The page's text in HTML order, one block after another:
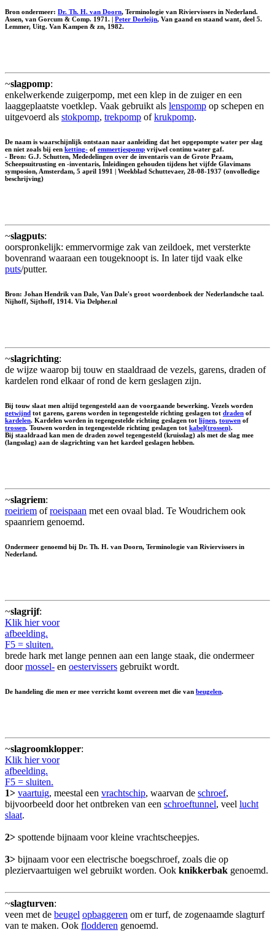
Bron ondermeer: Dr. Th. H. van Doorn, Terminologie van Riviervissers in Nederland.
Assen, van Gorcum & Comp. 1971. | Peter Dorleijn, Van gaand en staand want, deel 5.
Lemmer, Uitg. Van Kampen & zn, 1982.
~slagpomp:
enkelwerkende zuigerpomp, met een klep in de zuiger en een
laaggeplaatste voetklep. Vaak gebruikt als lenspomp op schepen en
uitgevoerd als stokpomp, trekpomp ofkrukpomp.
De naam is waarschijnlijk ontstaan naar aanleiding dat het opgepompte water per slag
en niet zoals bij een ketting- of emmertjespomp vrijwel continu water gaf.
- Bron: G.J. Schutten, Mededelingen over de inventaris van de Grote Praam,
Scheepsuitrusting en -inventaris, Inleidingen gehouden tijdens het vijfde Glavimans
symposion, Amsterdam, 5 april 1991 | Weekblad Schuttevaer, 28-08-1937 (onvolledige
beschrijving)
~slagputs:
oorspronkelijk: emmervormige zak van zeildoek, met versterkte
bovenrand waaraan een tougeknoopt is. In later tijd vaak elke
puts/putter.
Bron: Johan Hendrik van Dale, Van Dale's groot woordenboek der Nederlandsche taal.
Nijhoff, Sijthoff, 1914. Via Delpher.nl
~slagrichting:
de wijze waarop bij touw en staaldraad de vezels, garens, draden of
kardelen rond elkaar of rond de kern geslagen zijn.
Bij touw slaat men altijd tegengesteld aan de voorgaande bewerking. Vezels worden
getwijnd tot garens, garens worden in tegengestelde richting geslagen tot draden of
kardelen. Kardelen worden in tegengestelde richting geslagen tot lijnen, touwen of
trossen. Touwen worden in tegengestelde richting geslagen tot kabel(trossen).
Bij staaldraad kan men de draden zowel tegengesteld (kruisslag) als met de slag mee
(langsslag) aan de slagrichting van het kardeel geslagen hebben.
~slagriem:
roeiriem ofroeispaan met een ovaal blad. Te Woudrichem ook
spaanriem genoemd.
Ondermeer genoemd bij Dr. Th. H. van Doorn, Terminologie van Riviervissers in
Nederland.
~slagrijf:
Klik hier voor
afbeelding.
F5 = sluiten.
brede hark met lange pennen aan een lange staak, die ondermeer
doormossel- en oestervissers gebruikt wordt.
De handeling die men er mee verricht komt overeen met die van beugelen.
~slagroomklopper:
Klik hier voor
afbeelding.
F5 = sluiten.
1> vaartuig, meestal een vrachtschip, waarvan de schroef,
bijvoorbeeld door het ontbreken van een schroeftunnel, veel lucht
slaat.
2> spottende bijnaam voor kleine vrachtscheepjes.
3> bijnaam voor een electrische boegschroef, zoals die op
pleziervaartuigen wel gebruikt worden. Ook knikkerbak genoemd.
~slagturven:
veen met de beugel opbaggeren om er turf, de zogenaamde slagturf
van te maken. Ook flodderen genoemd.